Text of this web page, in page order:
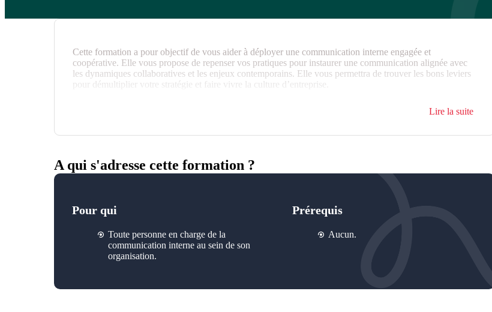
Cette formation a pour objectif de vous aider à déployer une communication interne engagée et
coopérative. Elle vous propose de repenser vos pratiques pour instaurer une communication alignée avec
les dynamiques collaboratives et les enjeux contemporains. Elle vous permettra de trouver les bons leviers
pour démultiplier votre stratégie et faire vivre la culture d’entreprise.
Vous repartirez avec des méthodes et outils concrets d’intelligence collective pour mobiliser vos équipes,
animer des réseaux et des communautés internes. Embarquer et engager les managers dans une démarche
Lire la suite
A qui s'adresse cette formation ?
Pour qui
Toute personne en charge de la
communication interneau sein de son
organisation.
Prérequis
Aucun.